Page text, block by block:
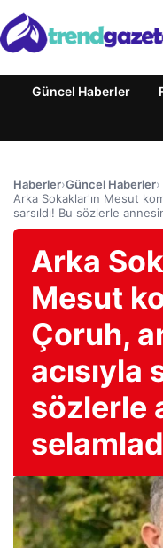
Güncel Haberler
Haberler›Güncel Haberler›
Arka Sokaklar'ın Mesut
sarsıldı! Bu sözlerle
Arka
Mesut
Çoruh,
acısıyla
sözlerle